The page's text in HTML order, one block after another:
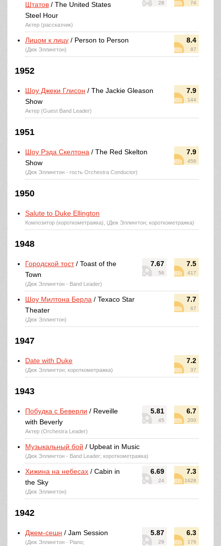
28 74
Штатов / The United States
Steel Hour
Актер (рассказчик)
8.4
87
Лицом к лицу / Person to Person
(Дюк Эллингтон)
1952
7.9
144
Шоу Джеки Глисон / The Jackie Gleason
Show
Актер (Guest Band Leader)
1951
7.9
456
Шоу Рэда Скелтона / The Red Skelton
Show
(Дюк Эллингтон - гость Orchestra Conductor)
1950
Salute to Duke Ellington
Композитор (короткометражка), (Дюк Эллингтон; короткометражка)
1948
7.67
56
7.5
417
Городской тост/ Toast of the
Town
(Дюк Эллингтон - Band Leader)
7.7
67
Шоу Милтона Берла / Texaco Star
Theater
(Дюк Эллингтон)
1947
7.2
37
Date with Duke
(Дюк Эллингтон; короткометражка)
1943
5.81
45
6.7
200
Побудка с Беверли / Reveille
with Beverly
Актер (Orchestra Leader)
Музыкальный бой / Upbeat in Music
(Дюк Эллингтон - Band Leader; короткометражка)
6.69
24
7.3
1628
Хижина на небесах / Cabin in
the Sky
(Дюк Эллингтон)
1942
5.87
29
6.3
176
Джем-сешн / Jam Session
(Дюк Эллингтон - Piano;